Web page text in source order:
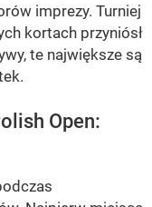
imprezy. Turniej
kortach przyniósł
te największe są
Open: